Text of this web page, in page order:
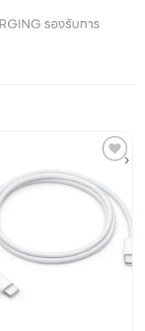
รองรับการ
wishlist